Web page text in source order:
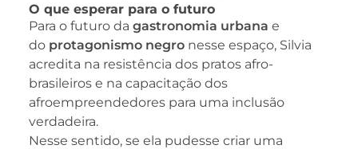
O que esperar para o futuro
Para o futuro da gastronomia urbana e
do protagonismo negro nesse espaço, Silvia
acredita na resistência dos pratos afro-
brasileiros e na capacitação dos
afroempreendedores para uma inclusão
verdadeira.
Nesse sentido, se ela pudesse criar uma